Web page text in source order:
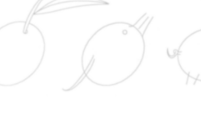
Servindo